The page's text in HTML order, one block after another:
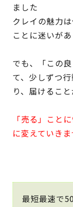
ました
クレイの魅力
ことに迷いが
でも、「この
て、少しずつ
り、届けるこ
「売る」こと
に変えていき
最短最速で